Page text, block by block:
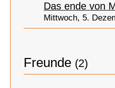
Das ende von
Mittwoch, 5.
Freunde (2)